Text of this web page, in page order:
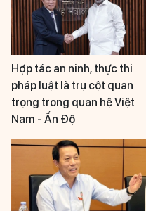
Hợp tác an ninh, thực thi
pháp luật là trụ cột quan
trọng trong quan hệ Việt
Nam - Ấn Độ